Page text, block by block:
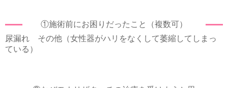
①施術前にお困りだったこと（複数可）
尿漏れ その他（女性器がハリをなくして萎縮してしまっ
ている）